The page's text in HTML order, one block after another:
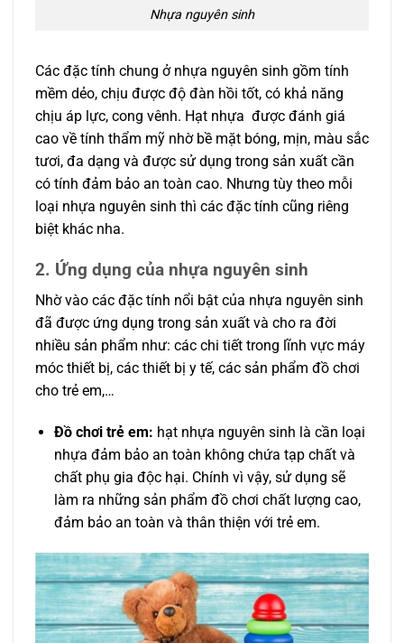
Nhựa nguyên sinh
Các đặc tính chung ở nhựa nguyên sinh gồm tính
mềm dẻo, chịu được độ đàn hồi tốt, có khả năng
chịu áp lực, cong vênh. Hạt nhựa được đánh giá
cao về tính thẩm mỹ nhờ bề mặt bóng, mịn, màu sắc
tươi, đa dạng và được sử dụng trong sản xuất cần
có tính đảm bảo an toàn cao. Nhưng tùy theo mỗi
loại nhựa nguyên sinh thì các đặc tính cũng riêng
biệt khác nha.
2. Ứng dụng của nhựa nguyên sinh
Nhờ vào các đặc tính nổi bật của nhựa nguyên sinh
đã được ứng dụng trong sản xuất và cho ra đời
nhiều sản phẩm như: các chi tiết trong lĩnh vực máy
móc thiết bị, các thiết bị y tế, các sản phẩm đồ chơi
cho trẻ em,…
Đồ chơi trẻ em: hạt nhựa nguyên sinh là cần loại
nhựa đảm bảo an toàn không chứa tạp chất và
chất phụ gia độc hại. Chính vì vậy, sử dụng sẽ
làm ra những sản phẩm đồ chơi chất lượng cao,
đảm bảo an toàn và thân thiện với trẻ em.